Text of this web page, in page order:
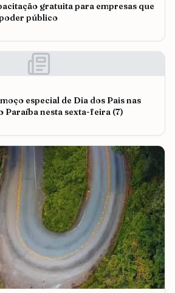
gratuita para empresas que
público
especial de Dia dos Pais nas
Paraíba nesta sexta-feira (7)